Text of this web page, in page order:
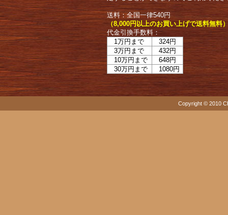
送料：全国一律540円
（8,000円以上のお買い上げで送料無料
代金引換手数料：
1万円まで
324円
3万円まで
432円
10万円まで
648円
30万円まで
1080円
Copyright © 2010